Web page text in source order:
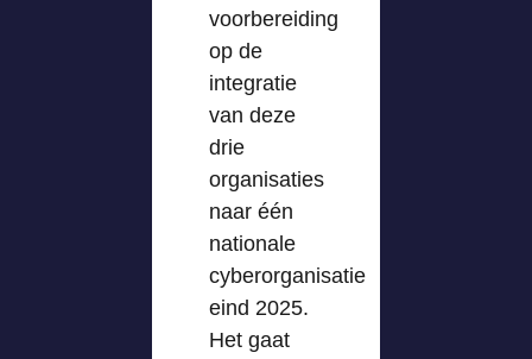
voorbereiding
op de
integratie
van deze
drie
organisaties
naar één
nationale
cyberorganisatie
eind 2025.
Het gaat